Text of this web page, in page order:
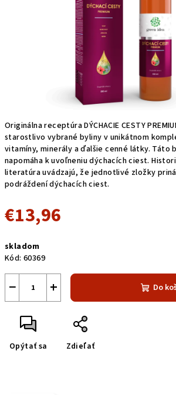
Originálna receptúra DÝCHACIE CESTY
starostlivo vybrané byliny v unikátnom
vitamíny, minerály a ďalšie cenné látky. Táto
napomáha k uvoľneniu dýchacích ciest.
literatúra uvádzajú, že jednotlivé zložky
podráždení dýchacích ciest.
€13,96
cena:
skladom
Kód: 60369
+
− Do
Opýtať sa Zdieľať